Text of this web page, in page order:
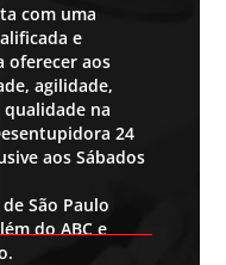
com uma
e
oferecer aos
agilidade,
na
24
aos Sábados
São Paulo
do ABC e